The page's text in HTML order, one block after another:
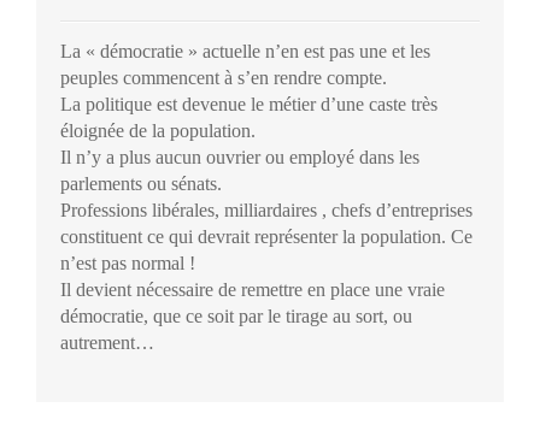
La « démocratie » actuelle n’en est pas une et les
peuples commencent à s’en rendre compte.
La politique est devenue le métier d’une caste très
éloignée de la population.
Il n’y a plus aucun ouvrier ou employé dans les
parlements ou sénats.
Professions libérales, milliardaires , chefs d’entreprises
constituent ce qui devrait représenter la population. Ce
n’est pas normal !
Il devient nécessaire de remettre en place une vraie
démocratie, que ce soit par le tirage au sort, ou
autrement…